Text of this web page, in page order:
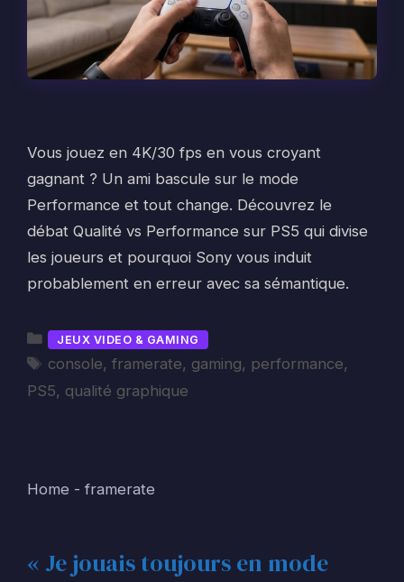
Vous jouez en 4K/30 fps en vous croyant
gagnant ? Un ami bascule sur le mode
Performance et tout change. Découvrez le
débat Qualité vs Performance sur PS5 qui divise
les joueurs et pourquoi Sony vous induit
probablement en erreur avec sa sémantique.
Catégories
JEUX VIDEO & GAMING
Étiquettes
console,framerate, gaming, performance,
PS5, qualité graphique
Home - framerate
« Je jouais toujours en mode